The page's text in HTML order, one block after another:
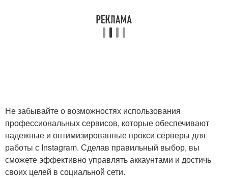
Не забывайте о возможностях использования
профессиональных сервисов, которые обеспечивают
надежные и оптимизированные прокси серверы для
работы с Instagram. Сделав правильный выбор, вы
сможете эффективно управлять аккаунтами и достичь
своих целей в социальной сети.